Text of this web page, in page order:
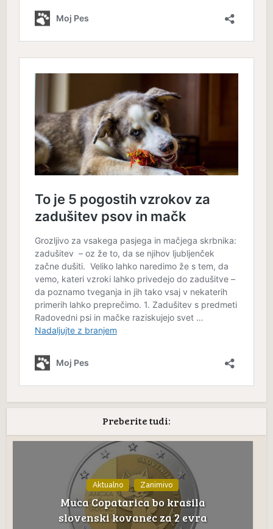
Preberite tudi:
Aktualno Zanimivo
Muca Copatarica bo krasila
slovenski kovanec za 2 evra